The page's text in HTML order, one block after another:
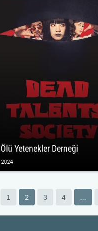
Ölü Yetenekler Derneği
2024
1 2 3 4